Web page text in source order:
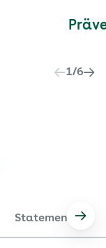
1/6
Statements